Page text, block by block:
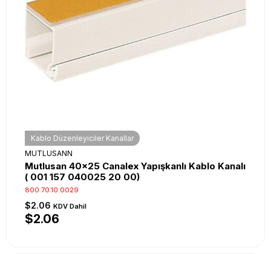
Kablo Düzenleyiciler Kanallar
MUTLUSANN
Mutlusan 40x25 Canalex Yapışkanlı Kablo Kanalı
( 001 157 040025 20 00)
800.70.10.0029
$2.06 KDV Dahil
$2.06